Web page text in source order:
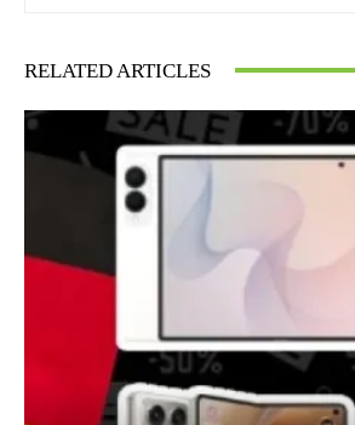
RELATED ARTICLES